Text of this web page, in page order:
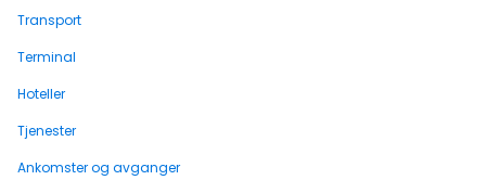
Transport
Terminal
Hoteller
Tjenester
Ankomster og avganger